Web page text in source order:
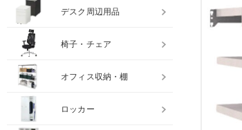
デスク周辺用品
椅子・チェア
オフィス収納・棚
ロッカー